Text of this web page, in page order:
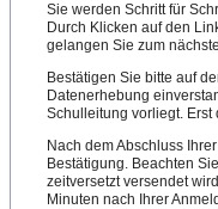
Sie werden Schritt für
Durch Klicken auf den
gelangen Sie zum
Bestätigen Sie bitte auf
Datenerhebung
Schulleitung vorliegt.
Nach dem Abschluss
Bestätigung. Beachten
zeitversetzt versendet
Minuten nach Ihrer